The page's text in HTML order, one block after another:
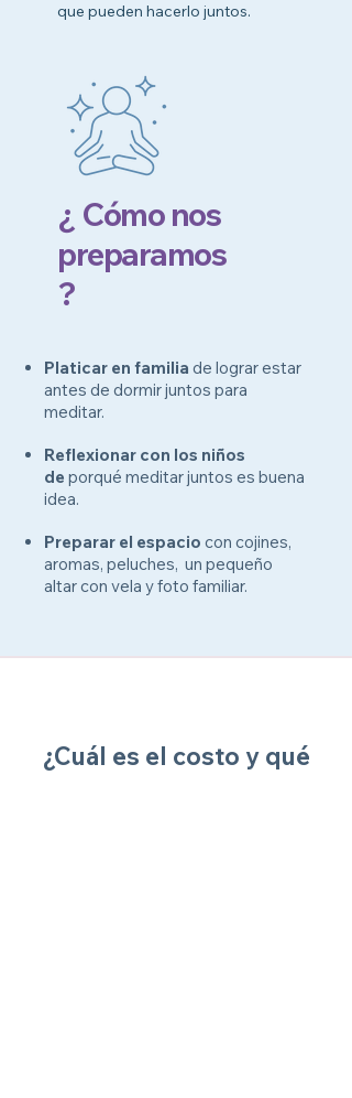
que pueden hacerlo juntos.
¿ Cómo nos
preparamos
?
Platicar en familia de lograr estar
antes de dormir juntos para
meditar.
Reflexionar con los niños
de porqué meditar juntos es buena
idea.
Preparar el espacio con cojines,
aromas, peluches, un pequeño
altar con vela y foto familiar.
¿Cuál es el costo y qué